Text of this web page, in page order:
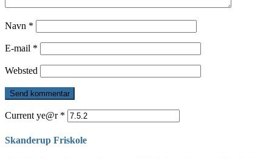
Navn *
E-mail *
Websted
Current ye@r *
Skanderup Friskole